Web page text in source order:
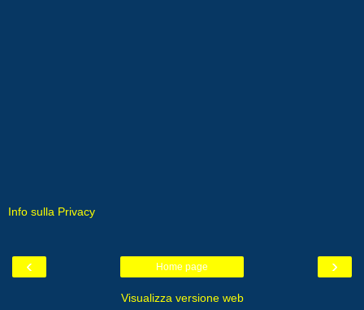
Info sulla Privacy
‹ ›
Home page
Visualizza versione web